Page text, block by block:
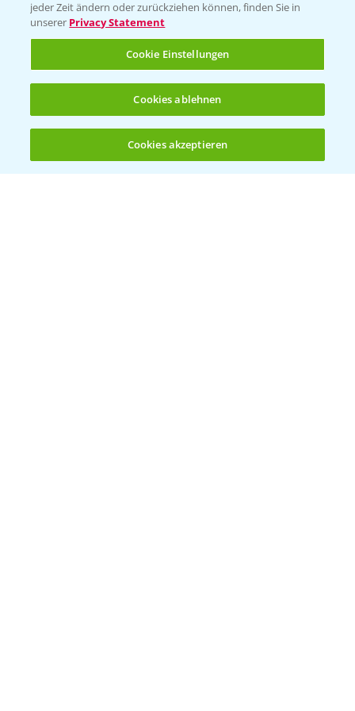
(noch 4)
Infos
LINKS
Apps
Wetter Aktuell
jeder Zeit ändern oder zurückziehen können, finden Sie in
unserer Privacy Statement
Cookie Einstellungen
Cookies ablehnen
Cookies akzeptieren